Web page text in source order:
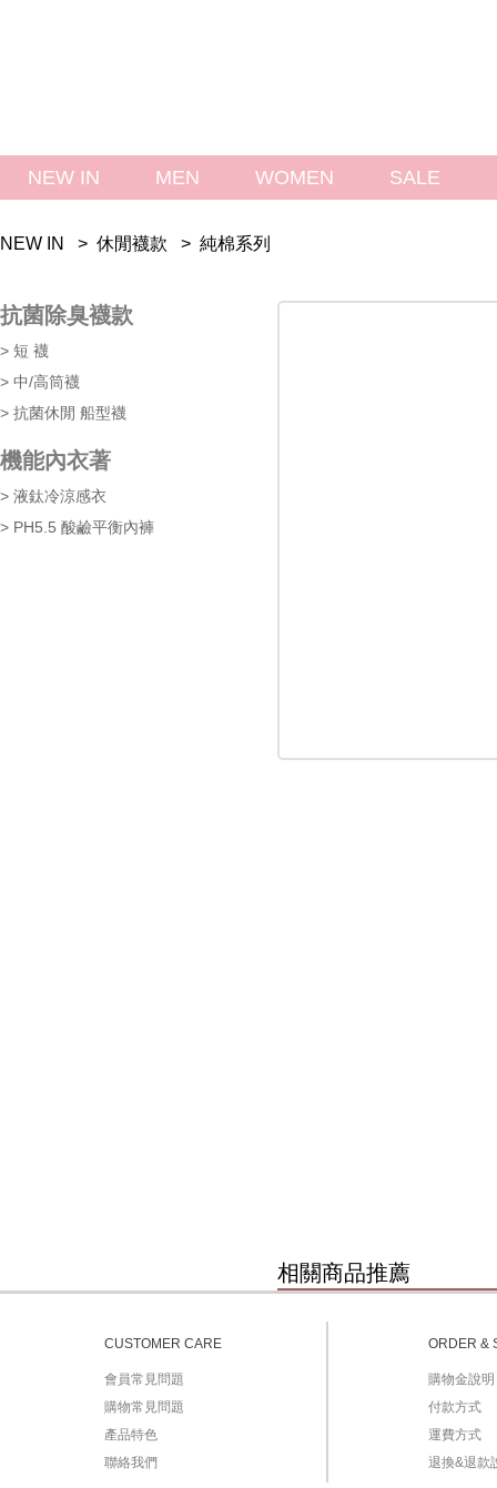
NEW IN MEN WOMEN SALE
NEW IN > 休閒襪款 > 純棉系列
抗菌除臭襪款
> 短 襪
> 中/高筒襪
> 抗菌休閒 船型襪
機能內衣著
> 液鈦冷涼感衣
> PH5.5 酸鹼平衡內褲
相關商品推薦
CUSTOMER CARE
會員常見問題
購物常見問題
產品特色
聯絡我們
ORDER &
購物金說明
付款方式
運費方式
退換&退款